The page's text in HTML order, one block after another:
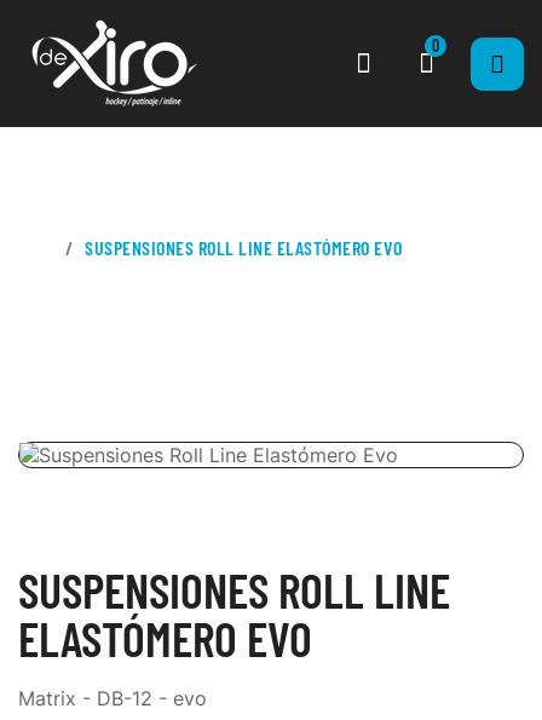
0
SUSPENSIONES ROLL LINE ELASTÓMERO EVO
SUSPENSIONES ROLL LINE
ELASTÓMERO EVO
Matrix - DB-12 - evo